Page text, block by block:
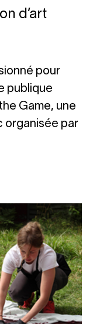
d’art
pour
publique
Game, une
organisée par